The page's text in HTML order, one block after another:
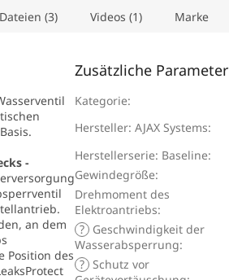
(3) Videos (1) Marke
-
an dem
Position des
Zusätzliche Parameter
Kategorie:
Hersteller: AJAX Systems:
Herstellerserie: Baseline:
Gewindegröße:
Drehmoment des
Elektroantriebs:
? Geschwindigkeit der
Wasserabsperrung:
? Schutz vor